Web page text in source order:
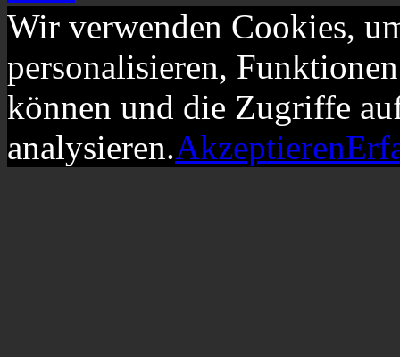
Wir verwenden Cookies,
personalisieren,
können und die Zugriffe
analysieren.Akzeptieren